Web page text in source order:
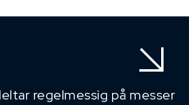
regelmessig på messer